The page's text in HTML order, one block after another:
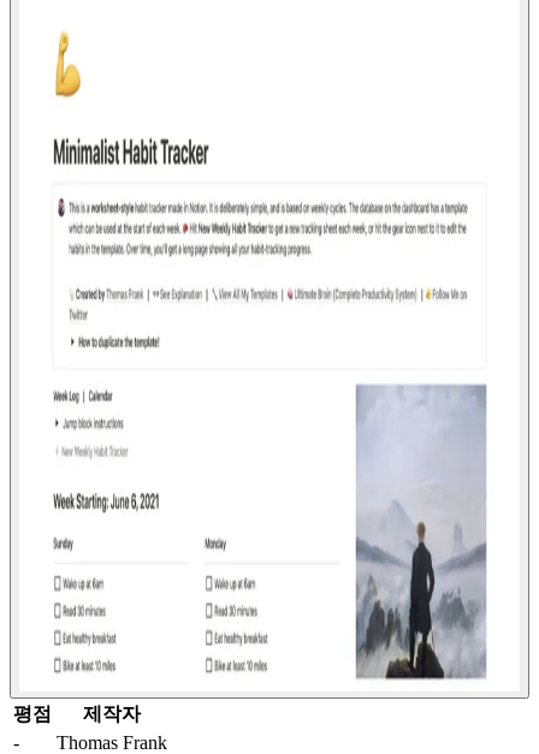
평점
제작자
-
Thomas Frank